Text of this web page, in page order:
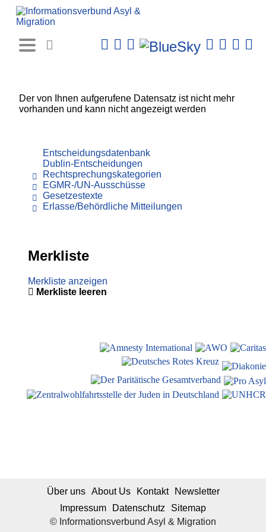
Der von Ihnen aufgerufene Datensatz ist nicht mehr
vorhanden und kann nicht angezeigt werden
Entscheidungsdatenbank
Dublin-Entscheidungen
Rechtsprechungskategorien
EGMR-/UN-Ausschüsse
Gesetzestexte
Erlasse/Behördliche Mitteilungen
Merkliste
Merkliste anzeigen
Merkliste leeren
© Informationsverbund Asyl & Migration
Über uns About Us Kontakt
Newsletter
Impressum
Datenschutz Sitemap